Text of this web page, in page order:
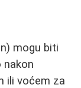
mogu biti
nakon
ili voćem za